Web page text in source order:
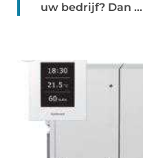
uw bedrijf? Dan ...